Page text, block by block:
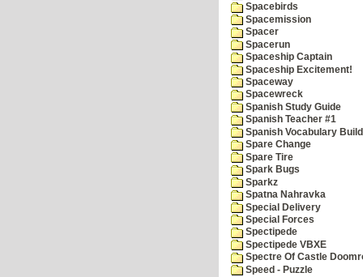
Spacebirds
Spacemission
Spacer
Spacerun
Spaceship Captain
Spaceship Excitement!
Spaceway
Spacewreck
Spanish Study Guide
Spanish Teacher #1
Spanish Vocabulary
Spare Change
Spare Tire
Spark Bugs
Sparkz
Spatna Nahravka
Special Delivery
Special Forces
Spectipede
Spectipede VBXE
Spectre Of Castle
Speed - Puzzle